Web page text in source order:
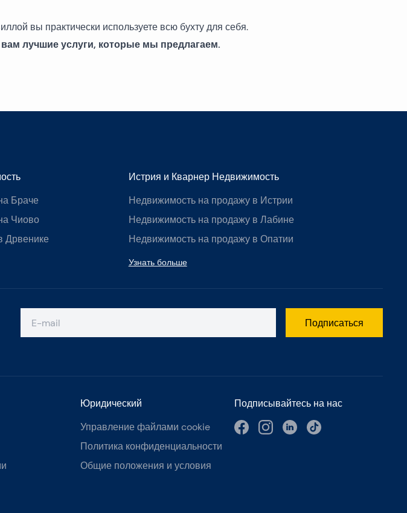
вы практически используете всю бухту для себя.
лучшие услуги, которые мы предлагаем.
Подписаться
Браче
Чиово
Дрвенике
Истрия и Кварнер Недвижимость
Недвижимость на продажу в Истрии
Недвижимость на продажу в Лабине
Недвижимость на продажу в Опатии
Узнать больше
Юридический
Управление файлами cookie
Политика конфиденциальности
Общие положения и условия
Подписывайтесь на нас